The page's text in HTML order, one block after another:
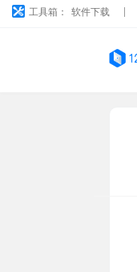
工具箱： 软件下载